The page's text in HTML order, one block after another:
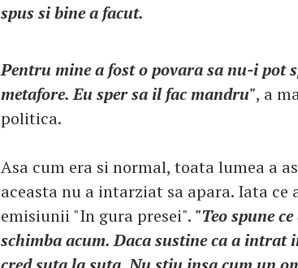
spus si bine a facut.
Pentru mine a fost o povara sa nu-i pot
metafore. Eu sper sa il fac mandru", a
politica.
Asa cum era si normal, toata lumea a
aceasta nu a intarziat sa apara. Iata
emisiunii "In gura presei". "Teo spune
schimba acum. Daca sustine ca a